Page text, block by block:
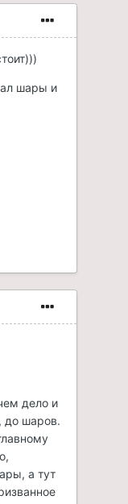
шары и
дело и
до шаров.
а тут